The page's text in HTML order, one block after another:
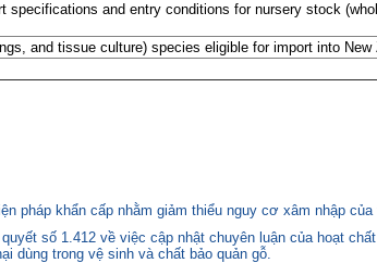
specifications and entry conditions for nursery stock
and tissue culture) species eligible for import into
pháp khẩn cấp nhằm giảm thiểu nguy cơ xâm nhập
số 1.412 về việc cập nhật chuyên luận của hoạt
dùng trong vệ sinh và chất bảo quản gỗ.